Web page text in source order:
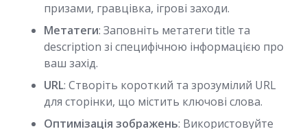
призами, гравцівка, ігрові заходи.
Метатеги: Заповніть метатеги title та
description зі специфічною інформацією про
ваш захід.
URL: Створіть короткий та зрозумілий URL
для сторінки, що містить ключові слова.
Оптимізація зображень: Використовуйте